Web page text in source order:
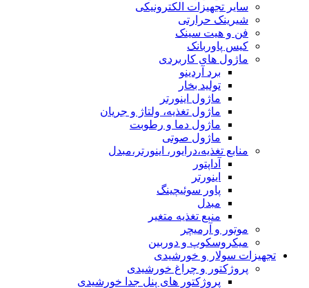
سایر تجهیزات الکترونیکی
شیرینک حرارتی
فن و هیت سینک
کیس پاوربانک
ماژول های کاربردی
برد آردینو
تولید بخار
ماژول اینورتر
ماژول تغذیه، ولتاژ و جریان
ماژول دما و رطوبت
ماژول صوتی
منابع تغذیه،درایور، اینورتر،مبدل
آداپتور
اینورتر
پاور سوئیچینگ
مبدل
منبع تغذیه متغیر
موتور و آرمیچر
میکروسکوپ و دوربین
تجهیزات سولار و خورشیدی
پروژکتور و چراغ خورشیدی
پروژکتور های پنل جدا خورشیدی